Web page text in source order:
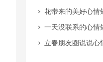
花带来的美好心情
一天没联系的心情
立春朋友圈说说心